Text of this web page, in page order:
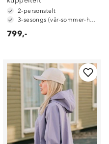
2-personstelt
3-sesongs (vår-sommer-høst)
799,-